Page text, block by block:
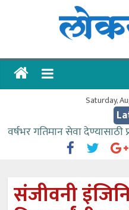
लोकसंवाद
ताज्या
Saturday,
वर्षभर गतिमान सेवा
प्रयत्न करावे – आमदार काळे
काळे
आत्मामालिक गुरूकूलाचे २२८
संजीवनी